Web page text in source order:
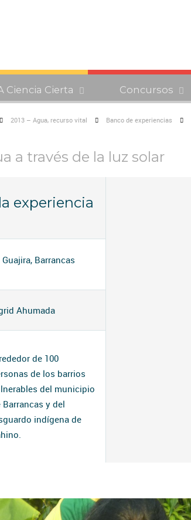
Ciencia Cierta Concursos
2013 – Agua, recurso vital Banco de experiencias
a través de la luz solar
experiencia
Guajira, Barrancas
Ahumada
de 100
de los barrios
del municipio
Barrancas y del
indígena de